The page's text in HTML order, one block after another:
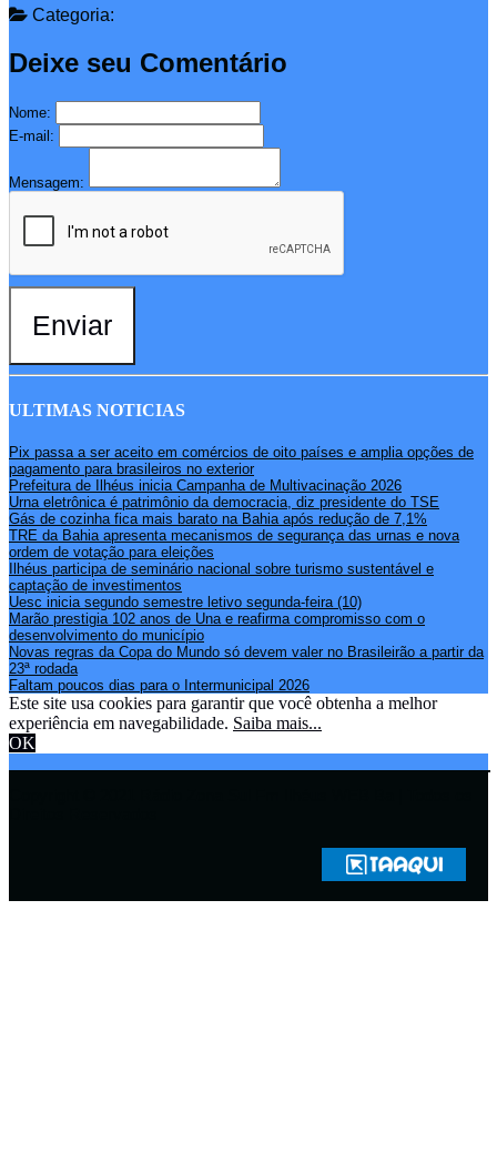
Categoria:
Deixe seu Comentário
Nome:
E-mail:
Mensagem:
Enviar
ULTIMAS NOTICIAS
Pix passa a ser aceito em comércios de oito países e amplia opções de
pagamento para brasileiros no exterior
Prefeitura de Ilhéus inicia Campanha de Multivacinação 2026
Urna eletrônica é patrimônio da democracia, diz presidente do TSE
Gás de cozinha fica mais barato na Bahia após redução de 7,1%
TRE da Bahia apresenta mecanismos de segurança das urnas e nova
ordem de votação para eleições
Ilhéus participa de seminário nacional sobre turismo sustentável e
captação de investimentos
Uesc inicia segundo semestre letivo segunda-feira (10)
Marão prestigia 102 anos de Una e reafirma compromisso com o
desenvolvimento do município
Novas regras da Copa do Mundo só devem valer no Brasileirão a partir da
23ª rodada
Faltam poucos dias para o Intermunicipal 2026
Este site usa cookies para garantir que você obtenha a melhor
experiência em navegabilidade. Saiba mais...
OK